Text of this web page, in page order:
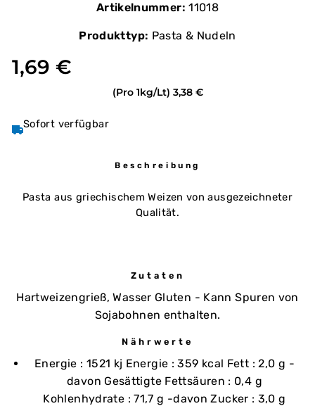
Artikelnummer: 11018
Produkttyp: Pasta & Nudeln
1,69 €
(Pro 1kg/Lt) 3,38 €
Sofort verfügbar
Beschreibung
Pasta aus griechischem Weizen von ausgezeichneter
Qualität.
Zutaten
Hartweizengrieß, Wasser Gluten - Kann Spuren von
Sojabohnen enthalten.
Nährwerte
Energie : 1521 kj Energie : 359 kcal Fett : 2,0 g -
davon Gesättigte Fettsäuren : 0,4 g
Kohlenhydrate : 71,7 g -davon Zucker : 3,0 g